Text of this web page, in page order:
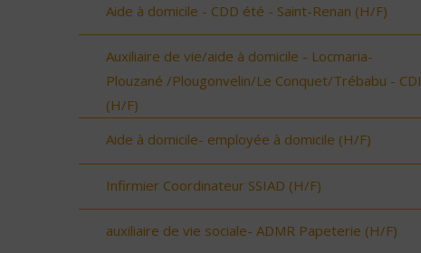
Aide à domicile - CDD été - Saint-Renan (H/F)
Auxiliaire de vie/aide à domicile - Locmaria-
Plouzané /Plougonvelin/Le Conquet/Trébabu - CDI
(H/F)
Aide à domicile- employée à domicile (H/F)
Infirmier Coordinateur SSIAD (H/F)
auxiliaire de vie sociale- ADMR Papeterie (H/F)